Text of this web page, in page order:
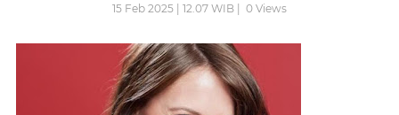
15 Feb 2025 | 12.07 WIB | 0 Views